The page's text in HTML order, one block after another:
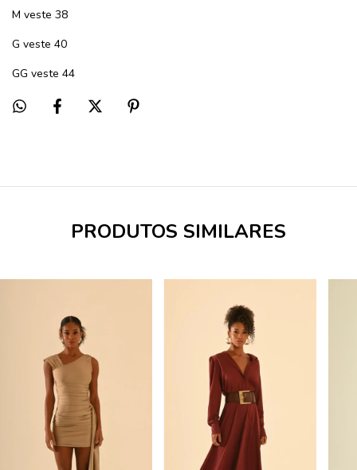
M veste 38
G veste 40
GG veste 44
PRODUTOS SIMILARES